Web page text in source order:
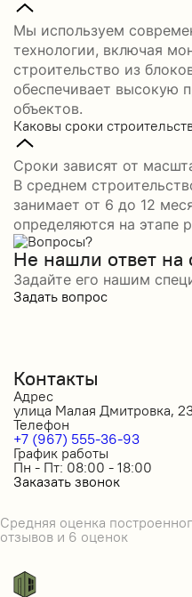
Мы используем
технологии, включая
строительство из
обеспечивает высокую
объектов.
Каковы сроки
Сроки зависят от
В среднем
занимает от 6 до 12
определяются на этапе
Не нашли ответ на
Задайте его нашим
Задать вопрос
Контакты
Адрес
улица Малая Дмитровка,
Телефон
+7 (967) 555-36-93
График работы
Пн - Пт: 08:00 - 18:00
Заказать звонок
Средняя оценка
отзывов и 6 оценок